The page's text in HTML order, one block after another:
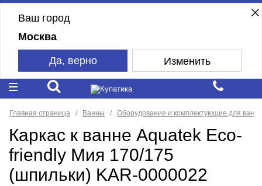
Ваш город
Москва
Да, верно Изменить
Главная страница Ванны Оборудование и комплектующие для ванн
Каркас к ванне Aquatek Eco-
friendly Мия 170/175
(шпильки) KAR-0000022